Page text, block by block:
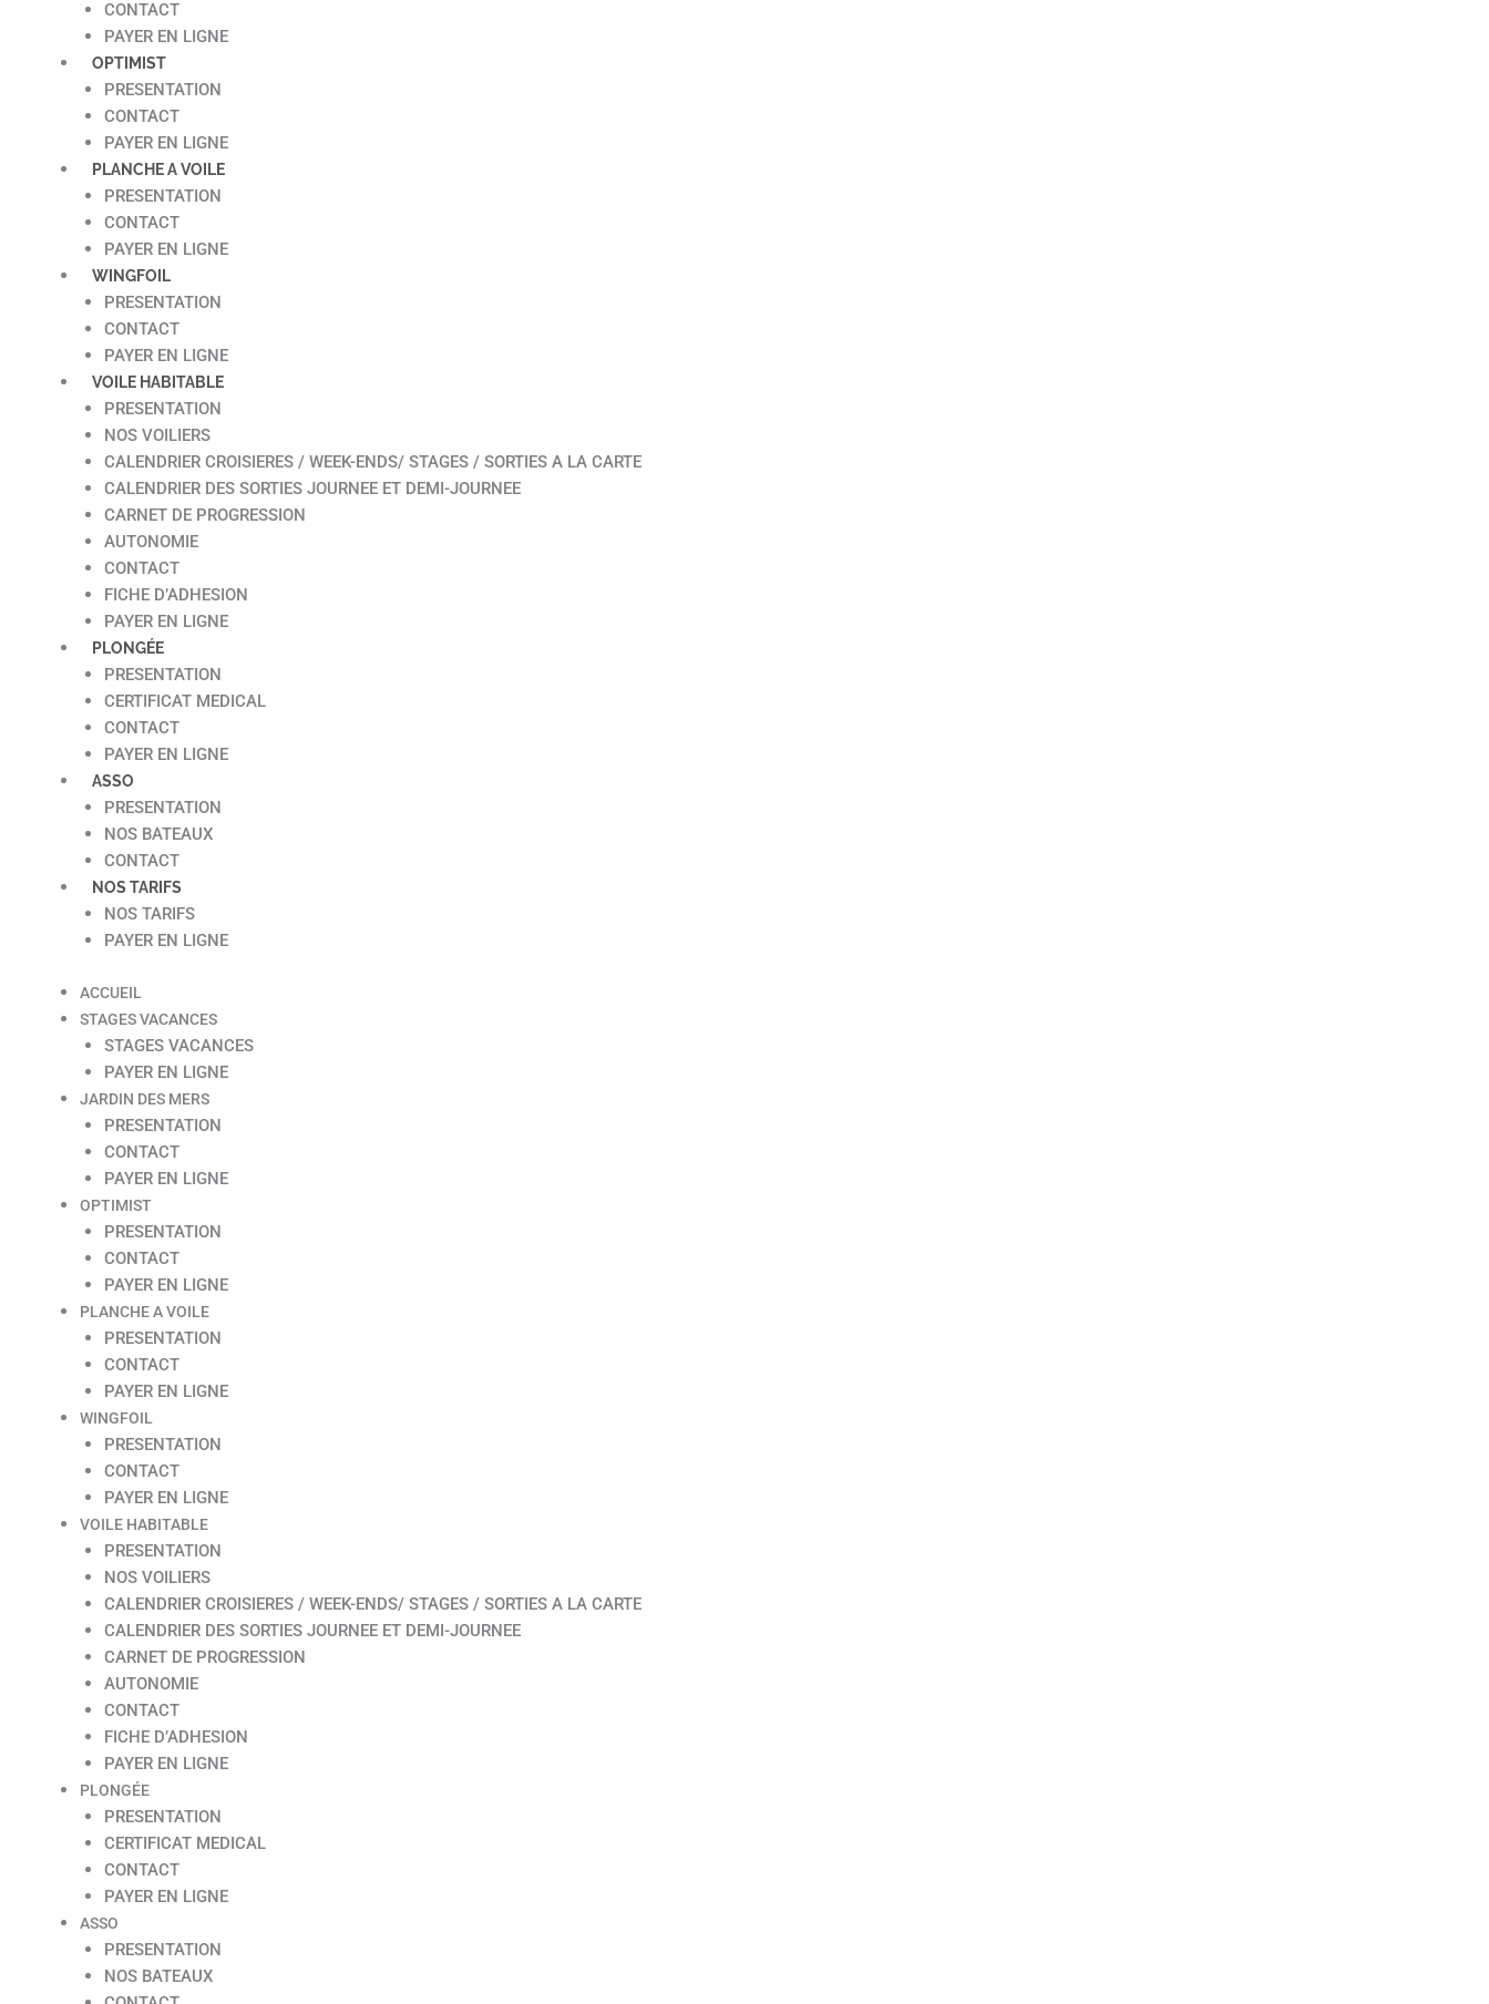
CONTACT
PAYER EN LIGNE
OPTIMIST
PRESENTATION
CONTACT
PAYER EN LIGNE
PLANCHE A VOILE
PRESENTATION
CONTACT
PAYER EN LIGNE
WINGFOIL
PRESENTATION
CONTACT
PAYER EN LIGNE
VOILE HABITABLE
PRESENTATION
NOS VOILIERS
CALENDRIER CROISIERES / WEEK-ENDS/ STAGES / SORTIES A LA CARTE
CALENDRIER DES SORTIES JOURNEE ET DEMI-JOURNEE
CARNET DE PROGRESSION
AUTONOMIE
CONTACT
FICHE D’ADHESION
PAYER EN LIGNE
PLONGÉE
PRESENTATION
CERTIFICAT MEDICAL
CONTACT
PAYER EN LIGNE
ASSO
PRESENTATION
NOS BATEAUX
CONTACT
NOS TARIFS
NOS TARIFS
PAYER EN LIGNE
ACCUEIL
STAGES VACANCES
STAGES VACANCES
PAYER EN LIGNE
JARDIN DES MERS
PRESENTATION
CONTACT
PAYER EN LIGNE
OPTIMIST
PRESENTATION
CONTACT
PAYER EN LIGNE
PLANCHE A VOILE
PRESENTATION
CONTACT
PAYER EN LIGNE
WINGFOIL
PRESENTATION
CONTACT
PAYER EN LIGNE
VOILE HABITABLE
PRESENTATION
NOS VOILIERS
CALENDRIER CROISIERES / WEEK-ENDS/ STAGES / SORTIES A LA CARTE
CALENDRIER DES SORTIES JOURNEE ET DEMI-JOURNEE
CARNET DE PROGRESSION
AUTONOMIE
CONTACT
FICHE D’ADHESION
PAYER EN LIGNE
PLONGÉE
PRESENTATION
CERTIFICAT MEDICAL
CONTACT
PAYER EN LIGNE
ASSO
PRESENTATION
NOS BATEAUX